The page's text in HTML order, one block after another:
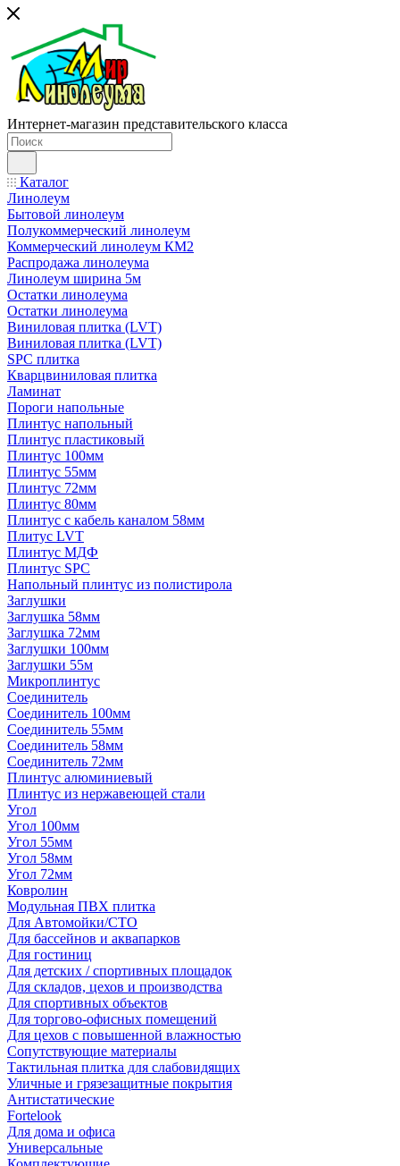
Интернет-магазин представительского класса
Каталог
Линолеум
Бытовой линолеум
Полукоммерческий линолеум
Коммерческий линолеум КМ2
Распродажа линолеума
Линолеум ширина 5м
Остатки линолеума
Остатки линолеума
Виниловая плитка (LVT)
Виниловая плитка (LVT)
SPC плитка
Кварцвиниловая плитка
Ламинат
Пороги напольные
Плинтус напольный
Плинтус пластиковый
Плинтус 100мм
Плинтус 55мм
Плинтус 72мм
Плинтус 80мм
Плинтус с кабель каналом 58мм
Плитус LVT
Плинтус МДФ
Плинтус SPC
Напольный плинтус из полистирола
Заглушки
Заглушка 58мм
Заглушка 72мм
Заглушки 100мм
Заглушки 55м
Микроплинтус
Соединитель
Соединитель 100мм
Соединитель 55мм
Соединитель 58мм
Соединитель 72мм
Плинтус алюминиевый
Плинтус из нержавеющей стали
Угол
Угол 100мм
Угол 55мм
Угол 58мм
Угол 72мм
Ковролин
Модульная ПВХ плитка
Для Автомойки/СТО
Для бассейнов и аквапарков
Для гостиниц
Для детских / спортивных площадок
Для складов, цехов и производства
Для спортивных объектов
Для торгово-офисных помещений
Для цехов с повышенной влажностью
Сопутствующие материалы
Тактильная плитка для слабовидящих
Уличные и грязезащитные покрытия
Антистатические
Fortelook
Для дома и офиса
Универсальные